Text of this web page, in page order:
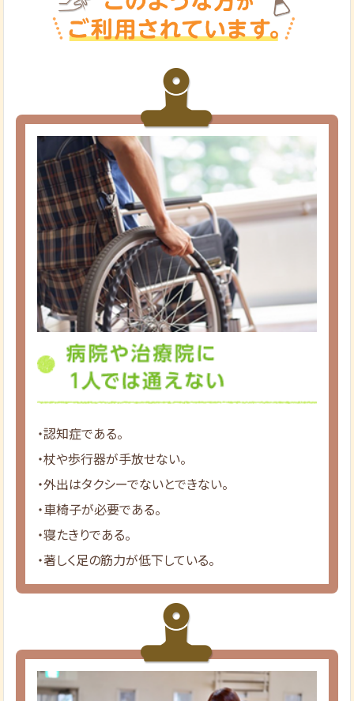
・認知症である。
・杖や歩行器が手放せない。
・外出はタクシーでないとできない。
・車椅子が必要である。
・寝たきりである。
・著しく足の筋力が低下している。